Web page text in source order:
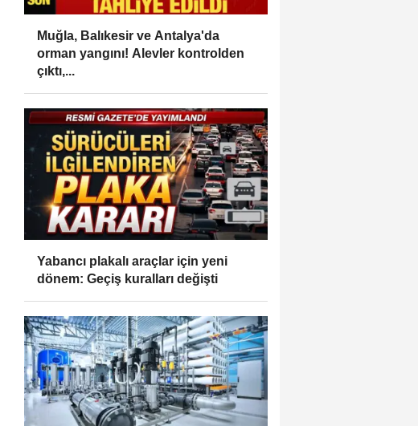
Muğla, Balıkesir ve Antalya'da
orman yangını! Alevler kontrolden
çıktı,...
Yabancı plakalı araçlar için yeni
dönem: Geçiş kuralları değişti